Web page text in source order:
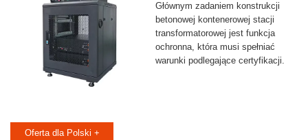
Głównym zadaniem konstrukcji
betonowej kontenerowej stacji
transformatorowej jest funkcja
ochronna, która musi spełniać
warunki podlegające certyfikacji.
Oferta dla Polski +